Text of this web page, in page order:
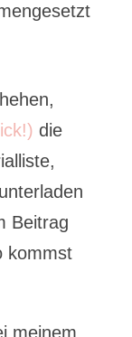
die
Beitrag
kommst
meinem